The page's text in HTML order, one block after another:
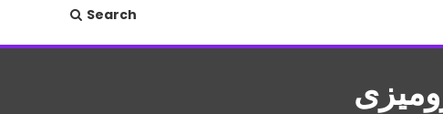
Search